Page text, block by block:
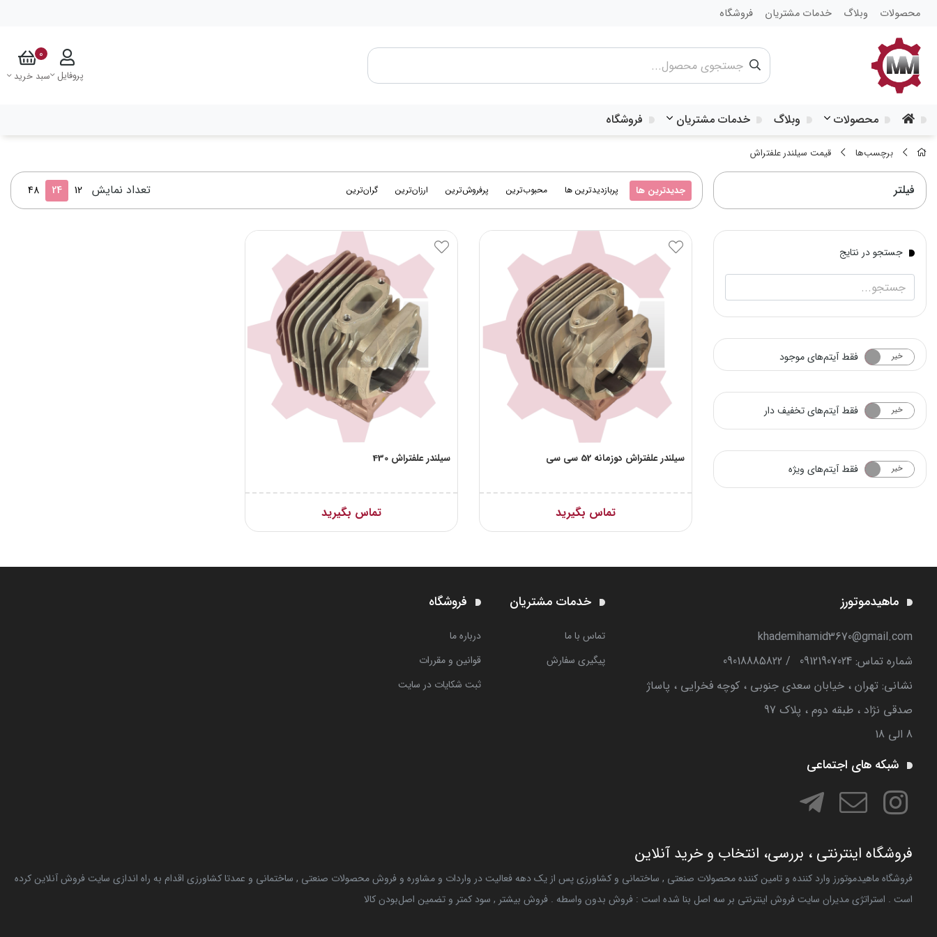
محصولات وبلاگ خدمات مشتریان فروشگاه
پروفایل سبد خرید
0
محصولات وبلاگ خدمات مشتریان فروشگاه
برچسب‌ها قیمت سیلندر علفتراش
فیلتر
جستجو در نتایج
بله خیر فقط آیتم‌های موجود
بله خیر فقط آیتم‌های تخفیف دار
بله خیر فقط آیتم‌های ویژه
جدیدترین ها پربازدیدترین ها محبوب‌‌ترین پرفروش‌ترین ارزان‌ترین گران‌ترین تعداد نمایش 12
24
48
سیلندر علفتراش دوزمانه 52 سی سی
تماس بگیرید
سیلندر علفتراش 430
تماس بگیرید
ماهیدموتورز
khademihamid3670@gmail.com
شماره تماس‌: 09121907024
/
09018885822
نشانی: تهران ، خیابان سعدی جنوبی ، کوچه فخرایی ، پاساژ
صدقی نژاد ، طبقه دوم ، پلاک 97
8 الی 18
شبکه های اجتماعی
خدمات مشتریان
تماس با ما
پیگیری سفارش
فروشگاه
درباره ما
قوانین و مقررات
ثبت شکایات در سایت
فروشگاه اینترنتی ، بررسی، انتخاب و خرید آنلاین
فروشگاه ماهیدموتورز وارد کننده و تامین کننده محصولات صنعتی , ساختمانی و کشاورزی پس از یک دهه فعالیت در واردات و مشاوره و فروش محصولات صنعتی , ساختمانی و عمدتا کشاورزی اقدام به راه اندازی سایت فروش آنلاین کرده
است . استراتژی مدیران سایت فروش اینترنتی بر سه اصل بنا شده است : فروش بدون واسطه . فروش بیشتر , سود کمتر و تضمین اصل‌بودن کالا